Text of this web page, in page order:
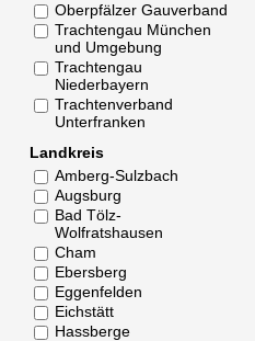
Oberpfälzer Gauverband
Trachtengau München
und Umgebung
Trachtengau
Niederbayern
Trachtenverband
Unterfranken
Landkreis
Amberg-Sulzbach
Augsburg
Bad Tölz-
Wolfratshausen
Cham
Ebersberg
Eggenfelden
Eichstätt
Hassberge